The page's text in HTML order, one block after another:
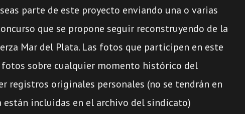
parte de este proyecto enviando una o varias
que se propone seguir reconstruyendo de la
Mar del Plata. Las fotos que participen en este
fotos sobre cualquier momento histórico del
registros originales personales (no se tendrán en
están incluidas en el archivo del sindicato)